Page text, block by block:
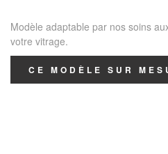
Modèle adaptable par nos soins
votre vitrage.
CE MODÈLE SUR